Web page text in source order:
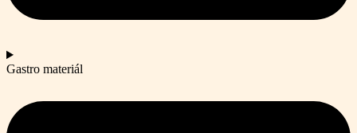
Gastro materiál